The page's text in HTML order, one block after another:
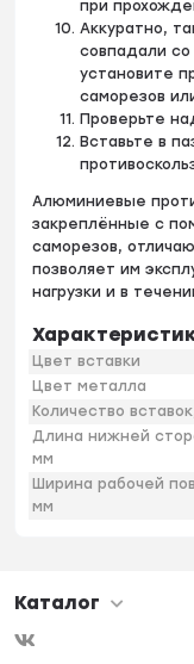
при
Аккуратно,
совпадали
установите
саморезов
Проверьте
Вставьте в
Алюминиевые
закреплённые с
саморезов,
позволяет им
нагрузки и в
Цвет вставки
Цвет металла
Количество
Длина нижней
мм
Ширина рабочей
мм
Каталог